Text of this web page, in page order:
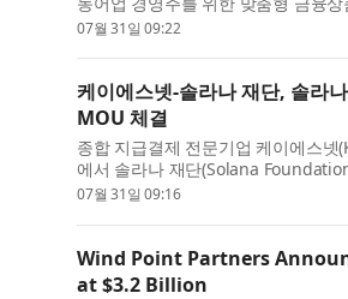
번 상품은 국내 외국인 체류자가 300
07월 31일 09:22
케이에스넷-솔라나 재단, 솔라
MOU 체결
종합 지급결제 전문기업 케이에스넷
에서 솔라나 재단(Solana
도입을 위한 업무협약(MOU)을 체결
07월 31일 09:16
Wind Point Partners
at $3.2 Billion